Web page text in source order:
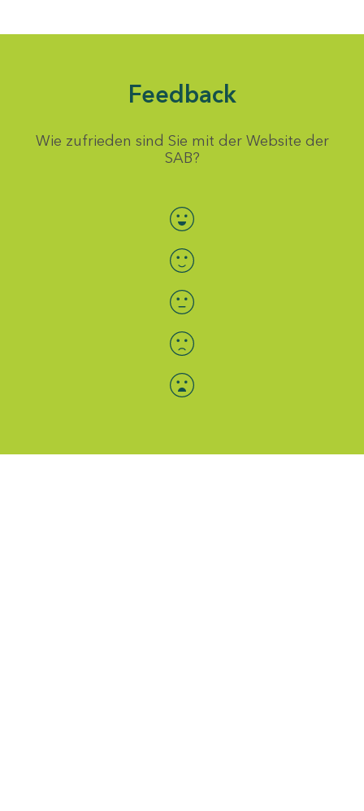
Feedback
Wie zufrieden sind Sie mit der Website der
SAB?
Bewertung auswählen